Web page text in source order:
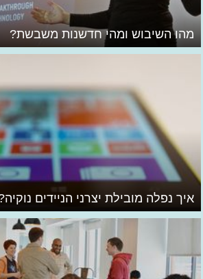
מהו השיבוש ומהי חדשנות משבשת?
איך נפלה מובילת יצרני הניידים